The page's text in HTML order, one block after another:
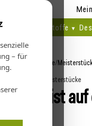
– für
Bau- + Werkstoffe
Startseite/
Meisterstücke
Zeitgeist